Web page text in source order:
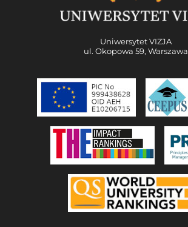
Uniwersytet VIZJA
ul. Okopowa 59, Warszawa